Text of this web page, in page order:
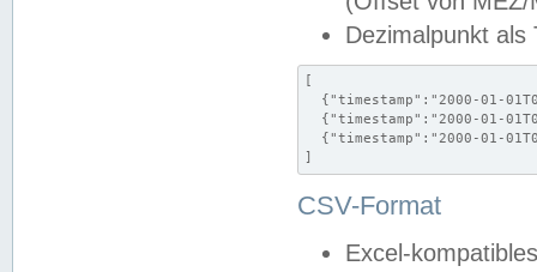
Dezimalpunkt als
[
{"timestamp":"2000-01-
{"timestamp":"2000-01-
{"timestamp":"2000-01-
]
CSV-Format
Excel-